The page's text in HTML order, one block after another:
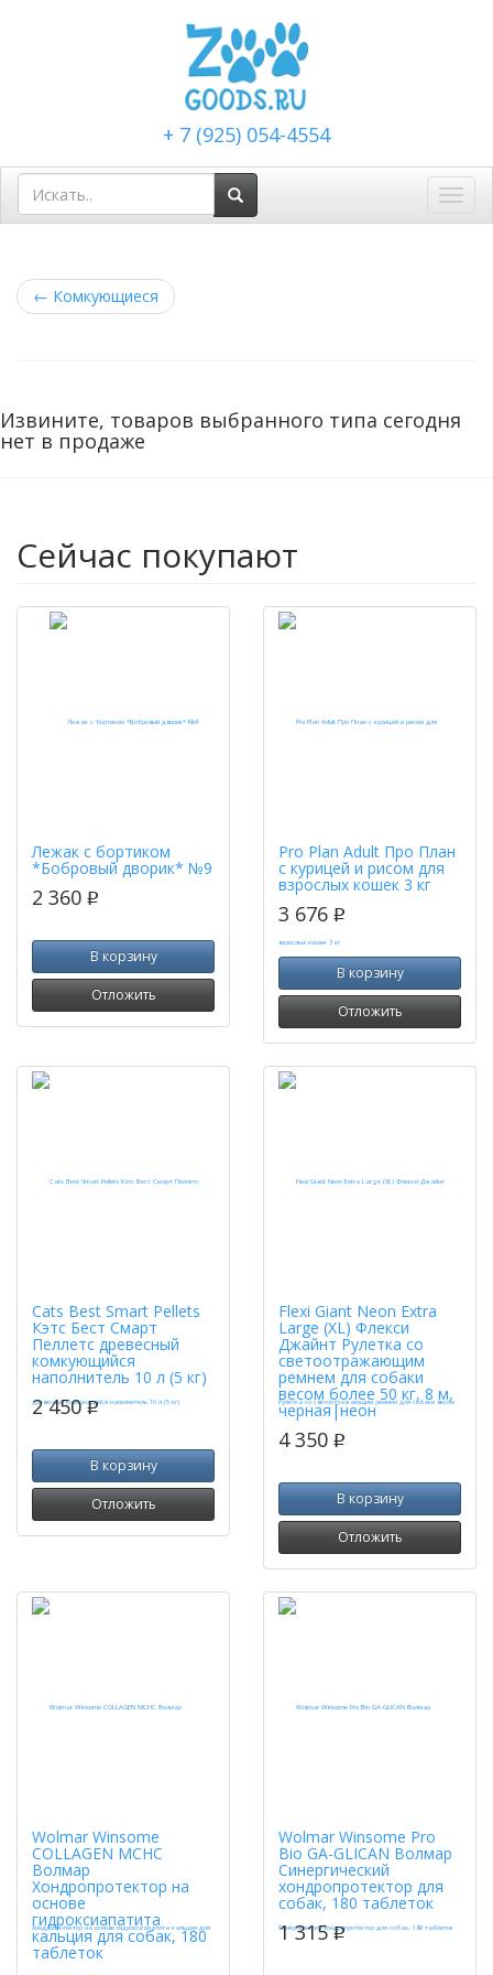
+ 7 (925) 054-4554
← Комкующиеся
Извините, товаров выбранного типа сегодня
нет в продаже
Сейчас покупают
Лежак с бортиком
*Бобровый дворик* №9
2 360 p
В корзину
Отложить
Pro Plan Adult Про План
с курицей и рисом для
взрослых кошек 3 кг
3 676 p
В корзину
Отложить
Cats Best Smart Pellets
Кэтс Бест Смарт
Пеллетс древесный
комкующийся
наполнитель 10 л (5 кг)
2 450p
В корзину
Отложить
Flexi Giant Neon Extra
Large (XL) Флекси
Джайнт Рулетка со
светоотражающим
ремнем для собаки
весом более 50 кг, 8 м,
черная|неон
4 350 p
В корзину
Отложить
Wolmar Winsome
COLLAGEN MCHC
Волмар
Хондропротектор на
основе
гидроксиапатита
кальция для собак, 180
таблеток
Wolmar Winsome Pro
Bio GA-GLICAN Волмар
Синергический
хондропротектор для
собак, 180 таблеток
1 315p